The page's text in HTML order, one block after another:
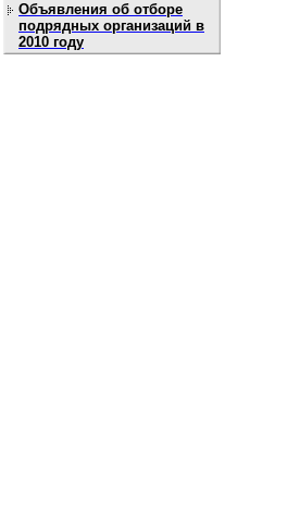
Объявления об отборе
подрядных организаций в
2010 году